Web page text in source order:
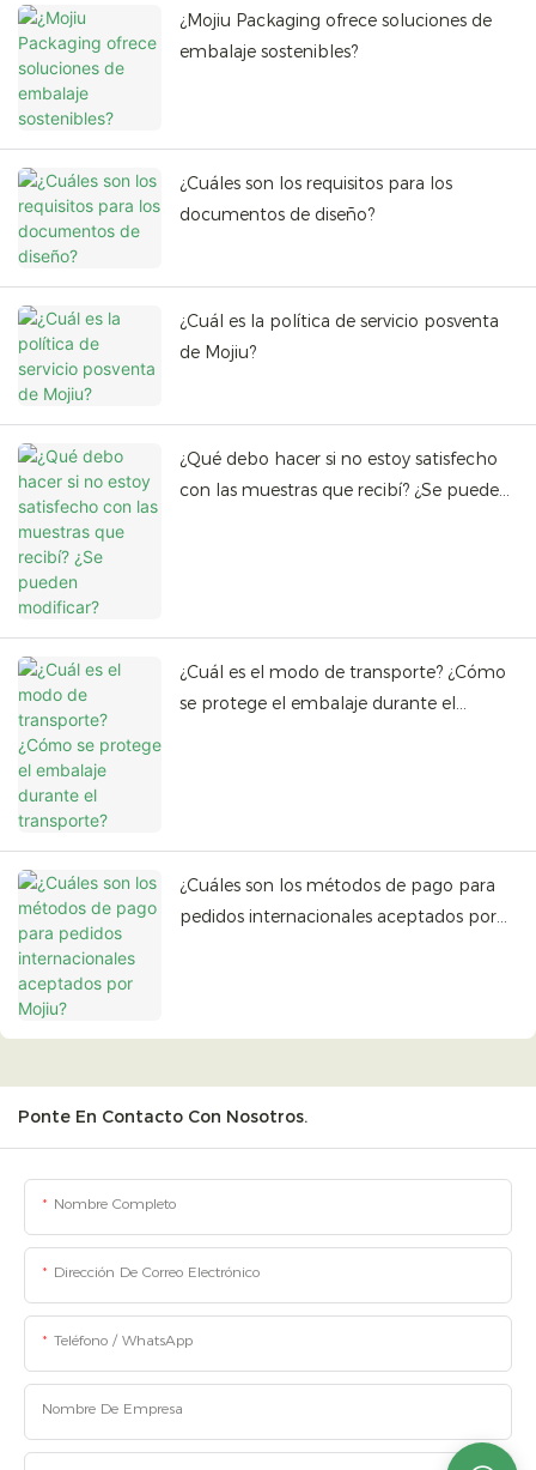
¿Mojiu Packaging ofrece soluciones de
embalaje sostenibles?
¿Cuáles son los requisitos para los
documentos de diseño?
¿Cuál es la política de servicio posventa
de Mojiu?
¿Qué debo hacer si no estoy satisfecho
con las muestras que recibí? ¿Se pueden
¿Cuál es el modo de transporte? ¿Cómo
se protege el embalaje durante el
¿Cuáles son los métodos de pago para
pedidos internacionales aceptados por
Ponte En Contacto Con Nosotros.
Nombre Completo
Dirección De Correo Electrónico
Teléfono / WhatsApp
Nombre De Empresa